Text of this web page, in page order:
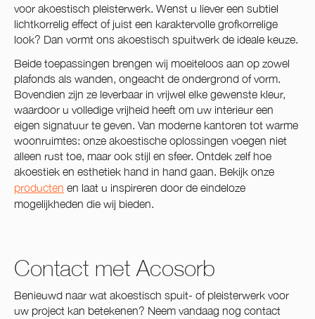
voor akoestisch pleisterwerk. Wenst u liever een subtiel
lichtkorrelig effect of juist een karaktervolle grofkorrelige
look? Dan vormt ons akoestisch spuitwerk de ideale keuze.
Beide toepassingen brengen wij moeiteloos aan op zowel
plafonds als wanden, ongeacht de ondergrond of vorm.
Bovendien zijn ze leverbaar in vrijwel elke gewenste kleur,
waardoor u volledige vrijheid heeft om uw interieur een
eigen signatuur te geven. Van moderne kantoren tot warme
woonruimtes: onze akoestische oplossingen voegen niet
alleen rust toe, maar ook stijl en sfeer. Ontdek zelf hoe
akoestiek en esthetiek hand in hand gaan. Bekijk onze
producten en laat u inspireren door de eindeloze
mogelijkheden die wij bieden.
Contact met Acosorb
Benieuwd naar wat akoestisch spuit- of pleisterwerk voor
uw project kan betekenen? Neem vandaag nog contact